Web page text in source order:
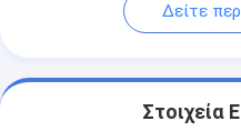
Δείτε
Στοιχεία